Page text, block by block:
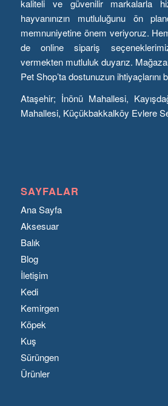
kaliteli ve güvenilir markalarla
hayvanınızın mutluluğunu ön
memnuniyetine önem veriyoruz.
de online sipariş
vermekten mutluluk duyarız.
Pet Shop’ta dostunuzun ihtiyaçlarını
Ataşehir; İnönü Mahallesi,
Mahallesi, Küçükbakkalköy Evlere
SAYFALAR
Ana Sayfa
Aksesuar
Balık
Blog
İletişim
Kedi
Kemirgen
Köpek
Kuş
Sürüngen
Ürünler